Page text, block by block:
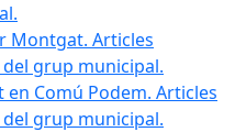
Montgat. Articles
grup municipal.
Comú Podem. Articles
grup municipal.